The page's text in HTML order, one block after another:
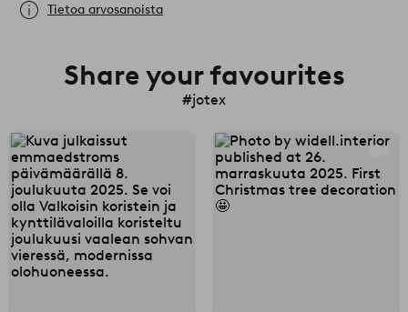
Tietoa arvosanoista
Share your favourites
#jotex